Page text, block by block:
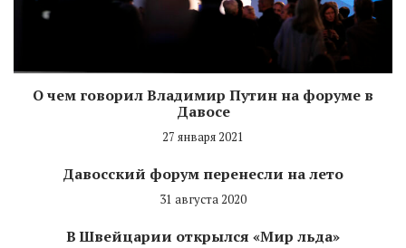
О чем говорил Владимир Путин на форуме в
Давосе
27 января 2021
Давосский форум перенесли на лето
31 августа 2020
В Швейцарии открылся «Мир льда»